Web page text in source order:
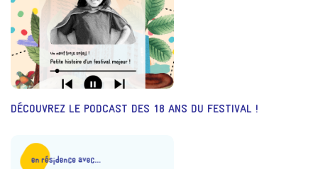
DÉCOUVREZ LE PODCAST DES 18 ANS DU FESTIVAL !